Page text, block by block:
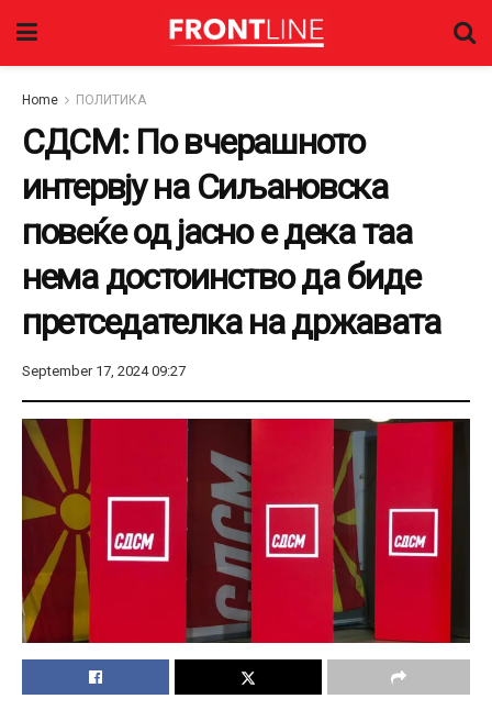
Home ПОЛИТИКА
СДСМ: По вчерашното
интервју на Сиљановска
повеќе од јасно е дека таа
нема достоинство да биде
претседателка на државата
September 17, 2024 09:27